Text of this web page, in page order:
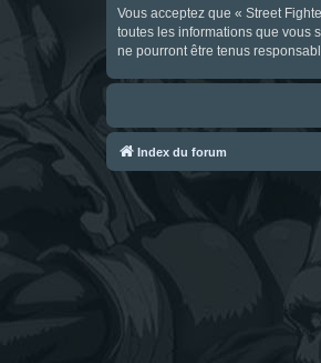
Vous acceptez que « Street
toutes les informations que vous
ne pourront être tenus
Index du forum